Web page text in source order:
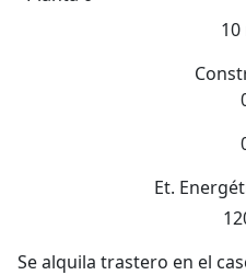
10
Et.
Se alquila trastero en el